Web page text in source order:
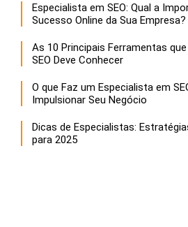
Especialista em SEO: Qual a
Sucesso Online da Sua Empresa?
As 10 Principais Ferramentas
SEO Deve Conhecer
O que Faz um Especialista em
Impulsionar Seu Negócio
Dicas de Especialistas:
para 2025